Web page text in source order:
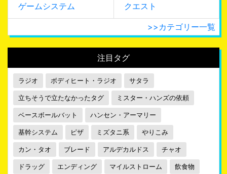
ゲームシステム クエスト
>>カテゴリー一覧
注目タグ
ラジオ ボディヒート・ラジオ サタラ
立ちそうで立たなかったタグ ミスター・ハンズの依頼
ベースボールバット ハンセン・アーマリー
基幹システム ピザ ミズタニ系 やりこみ
カン・タオ ブレード アルデカルドス チャオ
ドラッグ エンディング マイルストローム 飲食物